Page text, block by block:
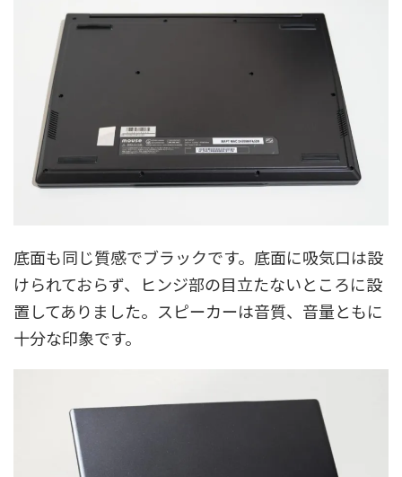
底面も同じ質感でブラックです。底面に吸気口は設
けられておらず、ヒンジ部の目立たないところに設
置してありました。スピーカーは音質、音量ともに
十分な印象です。